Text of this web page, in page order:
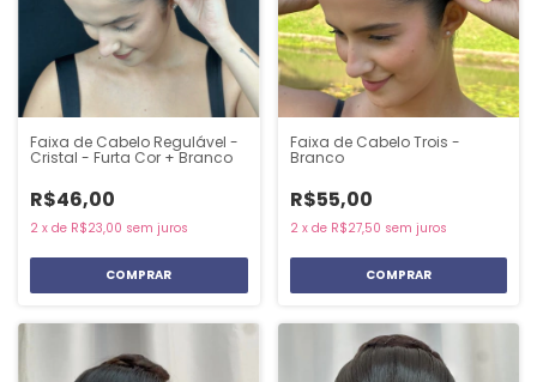
Faixa de Cabelo Regulável -
Cristal - Furta Cor + Branco
R$46,00
2 x de R$23,00 sem juros
Faixa de Cabelo Trois -
Branco
R$55,00
2 x de R$27,50 sem juros